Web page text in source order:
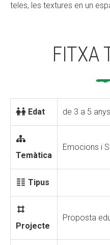
teles, les textures en un
FITXA
Edat de 3 a 5 anys
Temàtica
Emocions i
Tipus
Projecte
Proposta